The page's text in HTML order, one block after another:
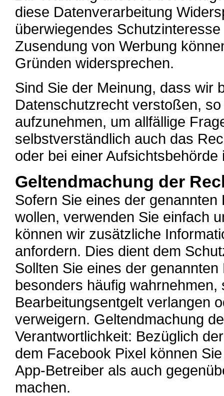
diese Datenverarbeitung
überwiegendes
Zusendung von Werbung
Gründen widersprechen.
Sind Sie der Meinung, dass wir
Datenschutzrecht verstoßen,
aufzunehmen, um allfällige
selbstverständlich auch das
oder bei einer
Geltendmachung der
Sofern Sie eines der
wollen, verwenden Sie einfach
können wir zusätzliche
anfordern. Dies dient dem
Sollten Sie eines der
besonders häufig
Bearbeitungsentgelt verlangen
verweigern. Geltendmachung
Verantwortlichkeit: Bezüglich
dem Facebook Pixel können
App-Betreiber als auch
machen.